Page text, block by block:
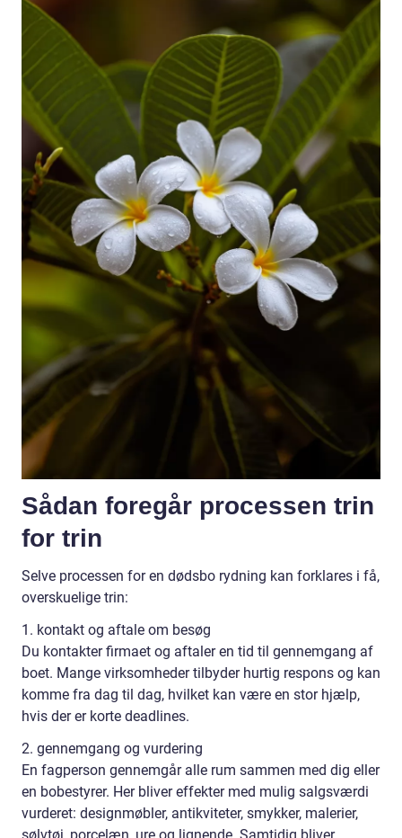
Sådan foregår processen trin
for trin
Selve processen for en dødsbo rydning kan forklares i få,
overskuelige trin:
1. kontakt og aftale om besøg
Du kontakter firmaet og aftaler en tid til gennemgang af
boet. Mange virksomheder tilbyder hurtig respons og kan
komme fra dag til dag, hvilket kan være en stor hjælp,
hvis der er korte deadlines.
2. gennemgang og vurdering
En fagperson gennemgår alle rum sammen med dig eller
en bobestyrer. Her bliver effekter med mulig salgsværdi
vurderet: designmøbler, antikviteter, smykker, malerier,